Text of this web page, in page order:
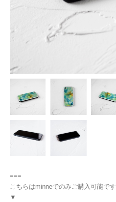
===
こちらはminneでのみご購入可能です
▼